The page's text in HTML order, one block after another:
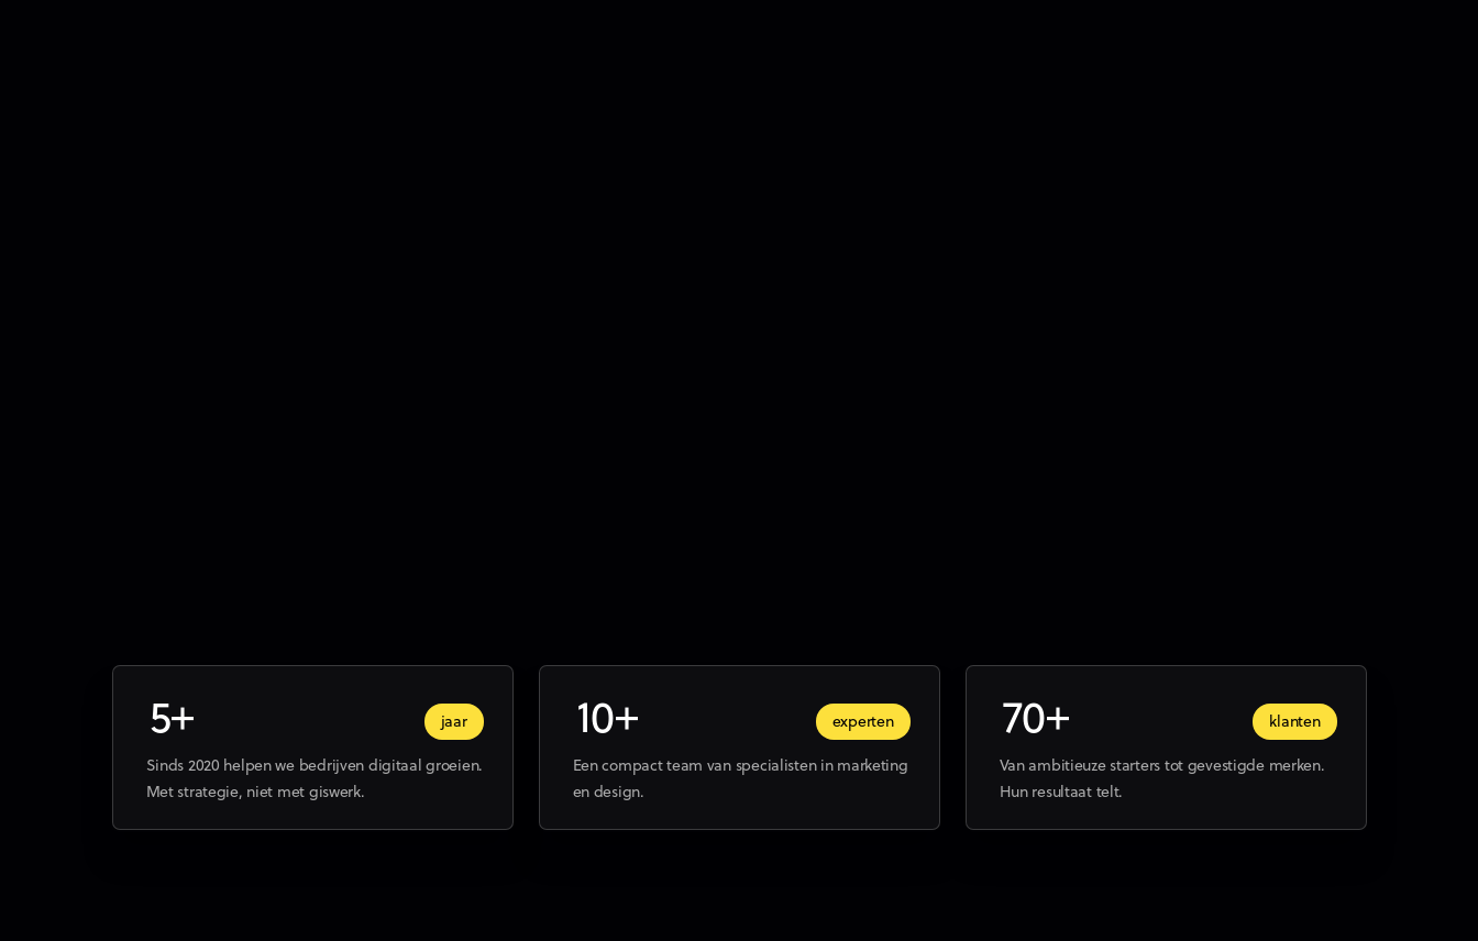
5+ jaar
Sinds 2020 helpen we bedrijven digitaal groeien.
Met strategie, niet met giswerk.
10+ experten
Een compact team van specialisten in marketing
en design.
70+ klanten
Van ambitieuze starters tot gevestigde merken.
Hun resultaat telt.